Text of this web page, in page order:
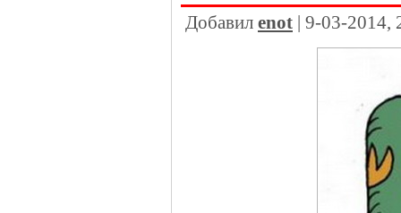
Добавил enot | 9-03-